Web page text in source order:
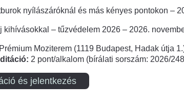
nyílászáróknál és más kényes pontokon –
kihívásokkal – tűzvédelem 2026 – 2026.
Moziterem (1119 Budapest, Hadak útja
2 pont/alkalom (bírálati sorszám: 2026/
és jelentkezés